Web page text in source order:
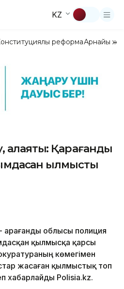
KZ
реформаАрнайы
алаяқтық: Қарағанды
қылмыстық
облысы полиция
қылмысқа қарсы
көмегімен
жасаған қылмыстық топ
хабарлайды Polisia.kz.